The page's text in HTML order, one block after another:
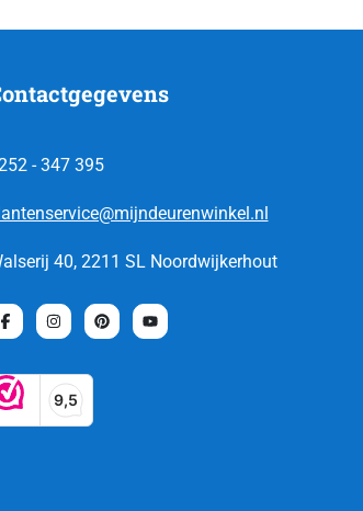
- 347 395
40, 2211 SL Noordwijkerhout